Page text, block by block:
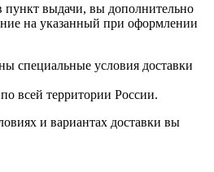
пункт выдачи, вы дополнительно
на указанный при оформлении
специальные условия доставки
всей территории России.
и вариантах доставки вы